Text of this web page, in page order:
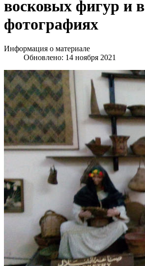
восковых фигур и в
фотографиях
Информация о материале
Обновлено: 14 ноября 2021